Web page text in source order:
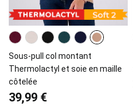
Sous-pull col montant
Thermolactyl et soie en maille
côtelée
39,99 €